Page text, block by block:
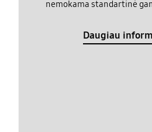
nemokama standartinė
Daugiau